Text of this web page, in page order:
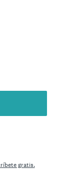
gratis.